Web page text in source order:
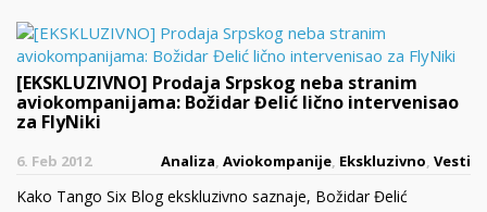
[EKSKLUZIVNO] Prodaja Srpskog neba stranim
aviokompanijama: Božidar Đelić lično intervenisao
za FlyNiki
6. Feb 2012 Analiza, Aviokompanije, Ekskluzivno, Vesti
Kako Tango Six Blog ekskluzivno saznaje, Božidar Đelić